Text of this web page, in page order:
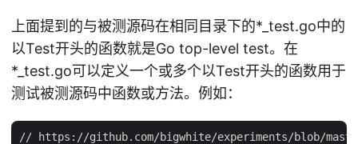
上面提到的与被测源码在相同目录下的*_test.go中的
以Test开头的函数就是Go top-level test。在
*_test.go可以定义一个或多个以Test开头的函数用于
测试被测源码中函数或方法。例如：
// https://github.com/bigwhite/experiments/blob/